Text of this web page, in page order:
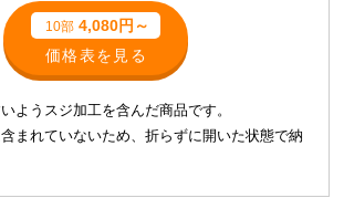
10部 4,080円～
価格表を見る
ようスジ加工を含んだ商品です。
まれていないため、折らずに開いた状態で納